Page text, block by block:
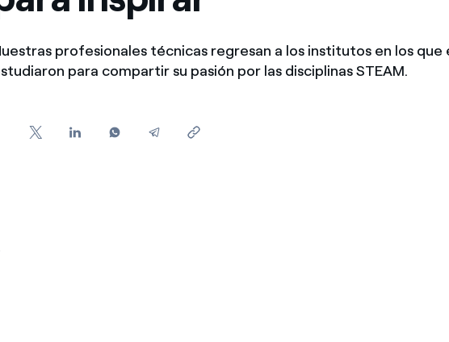
Ofertas para autónomos y Pymes
¿Gestionas varias comunidades de propietarios?
profesionales técnicas regresan a los institutos en los que
para compartir su pasión por las disciplinas STEAM.